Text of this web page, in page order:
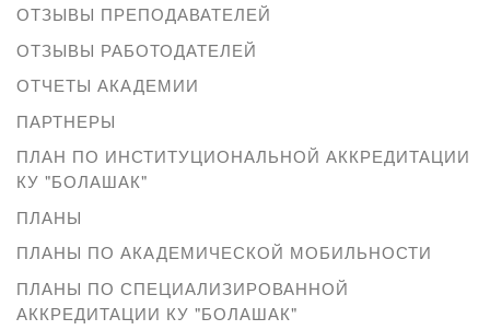
ОТЗЫВЫ ПРЕПОДАВАТЕЛЕЙ
ОТЗЫВЫ РАБОТОДАТЕЛЕЙ
ОТЧЕТЫ АКАДЕМИИ
ПАРТНЕРЫ
ПЛАН ПО ИНСТИТУЦИОНАЛЬНОЙ АККРЕДИТАЦИИ
КУ "БОЛАШАК"
ПЛАНЫ
ПЛАНЫ ПО АКАДЕМИЧЕСКОЙ МОБИЛЬНОСТИ
ПЛАНЫ ПО СПЕЦИАЛИЗИРОВАННОЙ
АККРЕДИТАЦИИ КУ "БОЛАШАК"